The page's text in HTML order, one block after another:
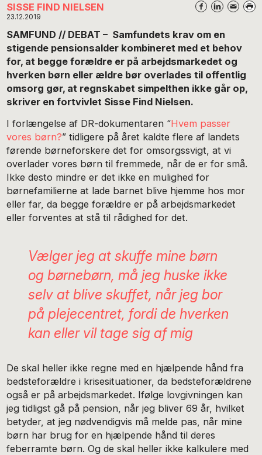
SISSE FIND NIELSEN
23.12.2019
SAMFUND // DEBAT – Samfundets krav om en
stigende pensionsalder kombineret med et behov
for, at begge forældre er på arbejdsmarkedet og
hverken børn eller ældre bør overlades til offentlig
omsorg gør, at regnskabet simpelthen ikke går op,
skriver en fortvivlet Sisse Find Nielsen.
I forlængelse af DR-dokumentaren “Hvem passer
vores børn?” tidligere på året kaldte flere af landets
førende børneforskere det for omsorgssvigt, at vi
overlader vores børn til fremmede, når de er for små.
Ikke desto mindre er det ikke en mulighed for
børnefamilierne at lade barnet blive hjemme hos mor
eller far, da begge forældre er på arbejdsmarkedet
eller forventes at stå til rådighed for det.
Vælger jeg at skuffe mine børn
og børnebørn, må jeg huske ikke
selv at blive skuffet, når jeg bor
på plejecentret, fordi de hverken
kan eller vil tage sig af mig
De skal heller ikke regne med en hjælpende hånd fra
bedsteforældre i krisesituationer, da bedsteforældrene
også er på arbejdsmarkedet. Ifølge lovgivningen kan
jeg tidligst gå på pension, når jeg bliver 69 år, hvilket
betyder, at jeg nødvendigvis må melde pas, når mine
børn har brug for en hjælpende hånd til deres
feberramte børn. Og de skal heller ikke kalkulere med